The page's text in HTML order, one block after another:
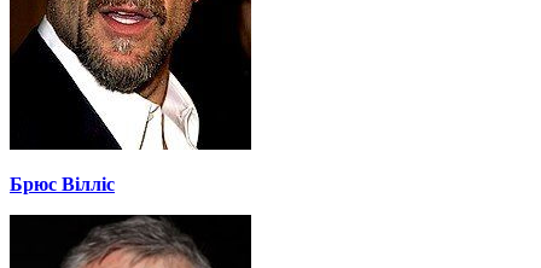
Брюс Вілліс